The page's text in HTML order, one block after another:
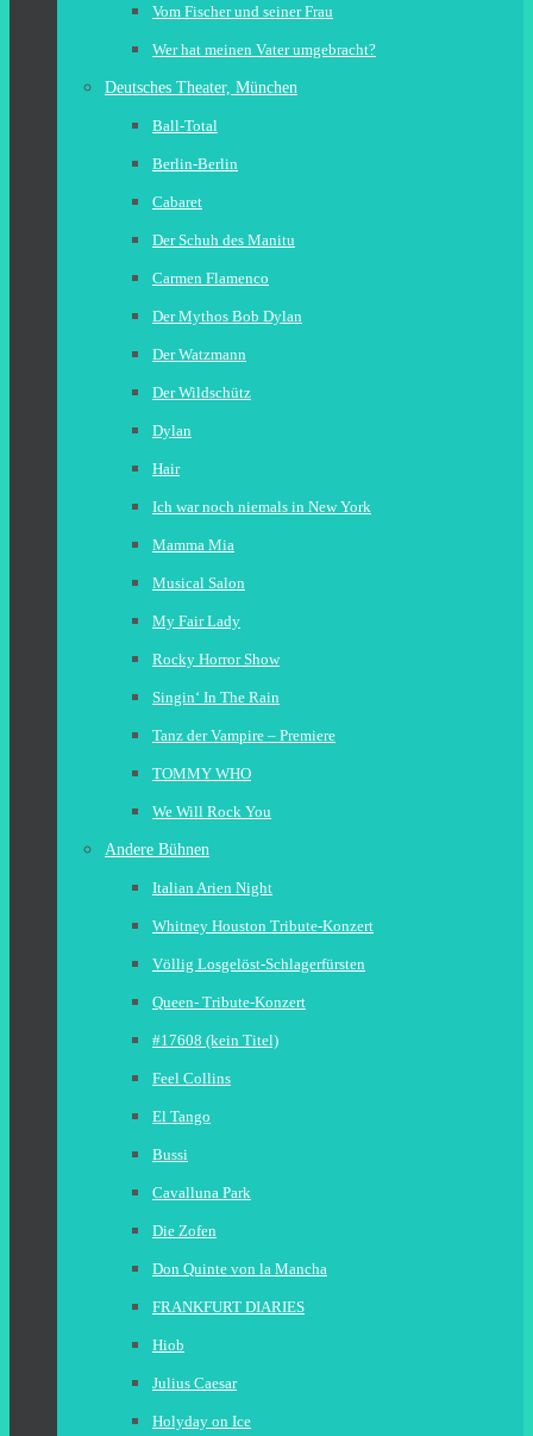
Vom Fischer und seiner Frau
Wer hat meinen Vater umgebracht?
Deutsches Theater, München
Ball-Total
Berlin-Berlin
Cabaret
Der Schuh des Manitu
Carmen Flamenco
Der Mythos Bob Dylan
Der Watzmann
Der Wildschütz
Dylan
Hair
Ich war noch niemals in New York
Mamma Mia
Musical Salon
My Fair Lady
Rocky Horror Show
Singin‘ In The Rain
Tanz der Vampire – Premiere
TOMMY WHO
We Will Rock You
Andere Bühnen
Italian Arien Night
Whitney Houston Tribute-Konzert
Völlig Losgelöst-Schlagerfürsten
Queen- Tribute-Konzert
#17608 (kein Titel)
Feel Collins
El Tango
Bussi
Cavalluna Park
Die Zofen
Don Quinte von la Mancha
FRANKFURT DIARIES
Hiob
Julius Caesar
Holyday on Ice